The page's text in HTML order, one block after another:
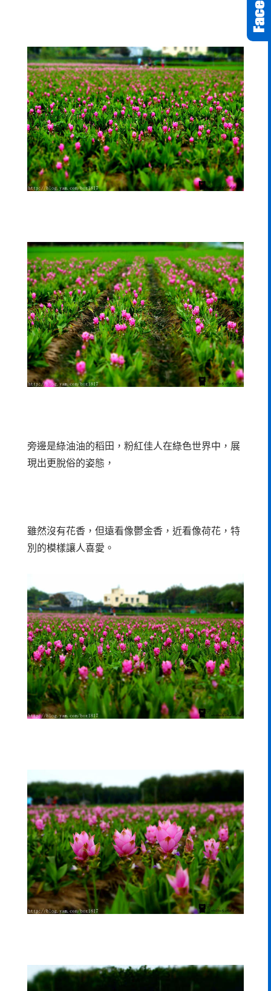
旁邊是綠油油的稻田，粉紅佳人在綠色世界中，展
現出更脫俗的姿態，
雖然沒有花香，但遠看像鬱金香，近看像荷花，特
別的模樣讓人喜愛。